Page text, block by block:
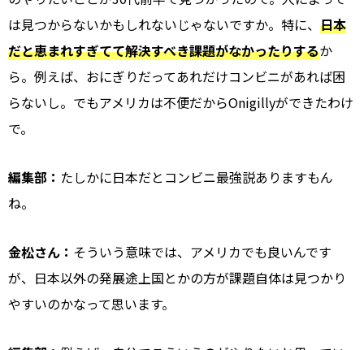
は見つからないかもしれないじゃないですか。特に、 日本
だと恵まれすぎてて解決すべき課題がなかったりするか
ら。例えば、おにぎりだってあれだけコンビニがあれば困
らないし。でもアメリカは不便だからOnigillyができたわけ
で。
編集部： たしかに日本だとコンビニ最強説ありますもん
ね。
金松さん： そういう意味では、アメリカでも良いんです
が、日本以外の発展途上国とかの方が課題自体は見つかり
やすいのかなって思います。